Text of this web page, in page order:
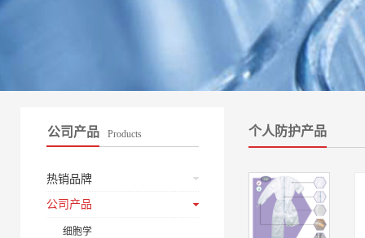
公司产品 Products
热销品牌
公司产品
细胞学
个人防护产品